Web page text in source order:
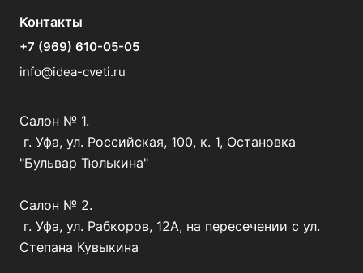
Контакты
+7 (969) 610-05-05
info@idea-cveti.ru
Салон № 1.
г. Уфа, ул. Российская, 100, к. 1, Остановка
"Бульвар Тюлькина"
Салон № 2.
г. Уфа, ул. Рабкоров, 12А, на пересечении с ул.
Степана Кувыкина